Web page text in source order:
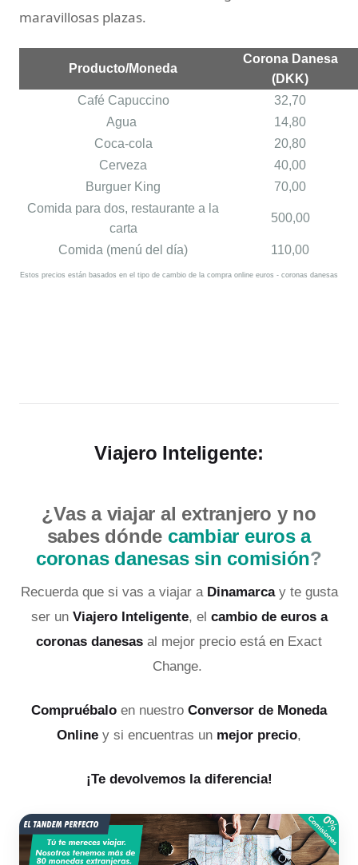
maravillosas plazas.
Producto/Moneda
Corona Danesa
(DKK)
Café Capuccino
32,70
Agua
14,80
Coca-cola
20,80
Cerveza
40,00
Burguer King
70,00
Comida para dos, restaurante a la
carta
500,00
Comida (menú del día) 110,00
Estos precios están basados en el tipo de cambio de la compra online euros - coronas danesas
Viajero Inteligente:
¿Vas a viajar al extranjero y no
sabes dónde cambiar euros a
coronas danesas sin comisión?
Recuerda que si vas a viajar a Dinamarca y te gusta
ser un Viajero Inteligente, el cambio de euros a
coronas danesas al mejor precio está en Exact
Change.
Compruébalo en nuestro Conversor de Moneda
Online y si encuentras un mejor precio,
¡Te devolvemos la diferencia!